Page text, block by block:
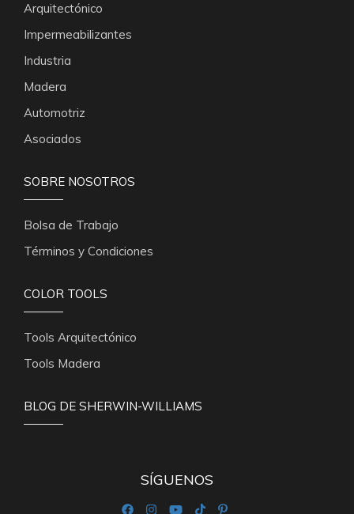
Arquitectónico
Impermeabilizantes
Industria
Madera
Automotriz
Asociados
SOBRE NOSOTROS
Bolsa de Trabajo
Términos y Condiciones
COLOR TOOLS
Tools Arquitectónico
Tools Madera
BLOG DE SHERWIN-WILLIAMS
SÍGUENOS